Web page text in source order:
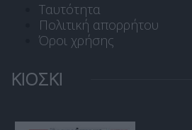
Ταυτότητα
Πολιτική απορρήτου
Όροι χρήσης
ΚΙΟΣΚΙ